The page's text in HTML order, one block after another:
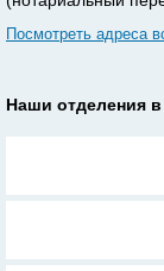
Посмотреть адреса
Наши отделения в